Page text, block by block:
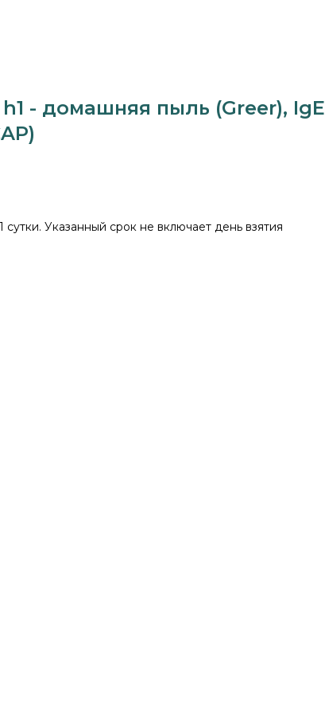
- домашняя пыль (Greer), IgE
сутки. Указанный срок не включает день взятия